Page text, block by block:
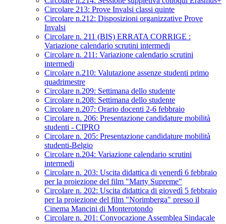
Circolare 213: Prove Invalsi classi quinte
Circolare n.212: Disposizioni organizzative Prove
Invalsi
Circolare n. 211 (BIS) ERRATA CORRIGE :
Variazione calendario scrutini intermedi
Circolare n. 211: Variazione calendario scrutini
intermedi
Circolare n.210: Valutazione assenze studenti primo
quadrimestre
Circolare n.209: Settimana dello studente
Circolare n.208: Settimana dello studente
Circolare n.207: Orario docenti 2-6 febbraio
Circolare n. 206: Presentazione candidature mobilità
studenti - CIPRO
Circolare n. 205: Presentazione candidature mobilità
studenti-Belgio
Circolare n.204: Variazione calendario scrutini
intermedi
Circolare n. 203: Uscita didattica di venerdì 6 febbraio
per la proiezione del film "Marty Supreme"
Circolare n. 202: Uscita didattica di giovedì 5 febbraio
per la proiezione del film "Norimberga" presso il
Cinema Mancini di Monterotondo
Circolare n. 201: Convocazione Assemblea Sindacale